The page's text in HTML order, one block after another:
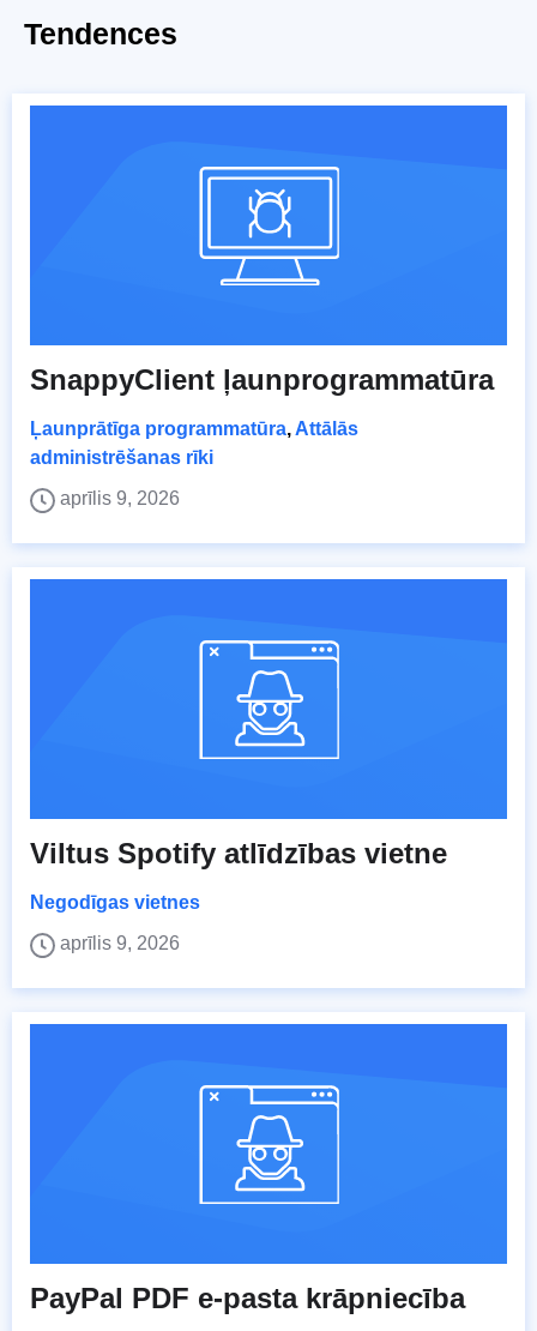
Tendences
SnappyClient ļaunprogrammatūra
Ļaunprātīga programmatūra, Attālās
administrēšanas rīki
aprīlis 9, 2026
Viltus Spotify atlīdzības vietne
Negodīgas vietnes
aprīlis 9, 2026
PayPal PDF e-pasta krāpniecība